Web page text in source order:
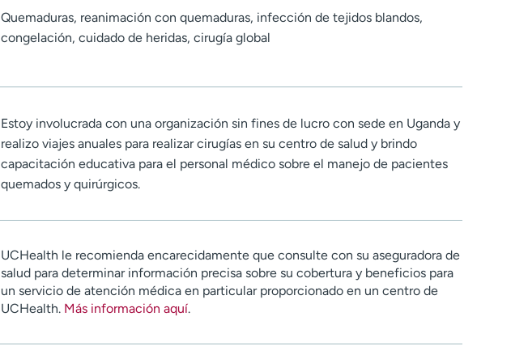
Quemaduras, reanimación con quemaduras, infección de tejidos blandos,
congelación, cuidado de heridas, cirugía global
Estoy involucrada con una organización sin fines de lucro con sede en Uganda y
realizo viajes anuales para realizar cirugías en su centro de salud y brindo
capacitación educativa para el personal médico sobre el manejo de pacientes
quemados y quirúrgicos.
UCHealth le recomienda encarecidamente que consulte con su aseguradora de
salud para determinar información precisa sobre su cobertura y beneficios para
un servicio de atención médica en particular proporcionado en un centro de
UCHealth. Más información aquí.